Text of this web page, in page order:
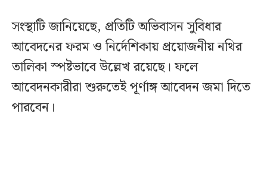
সংস্থাটি জানিয়েছে, প্রতিটি অভিবাসন সুবিধার
আবেদনের ফরম ও নির্দেশিকায় প্রয়োজনীয় নথির
তালিকা স্পষ্টভাবে উল্লেখ রয়েছে। ফলে
আবেদনকারীরা শুরুতেই পূর্ণাঙ্গ আবেদন জমা দিতে
পারবেন।